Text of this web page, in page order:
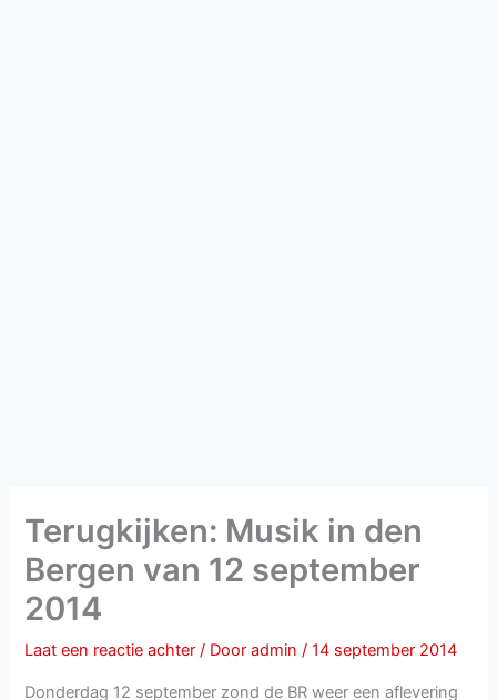
Terugkijken: Musik in den
Bergen van 12 september
2014
Laat een reactie achter / Dooradmin/14 september 2014
Donderdag 12 september zond de BR weer een aflevering